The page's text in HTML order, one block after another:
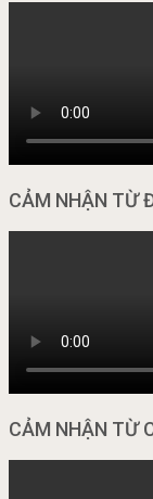
CẢM NHẬN TỪ
CẢM NHẬN TỪ